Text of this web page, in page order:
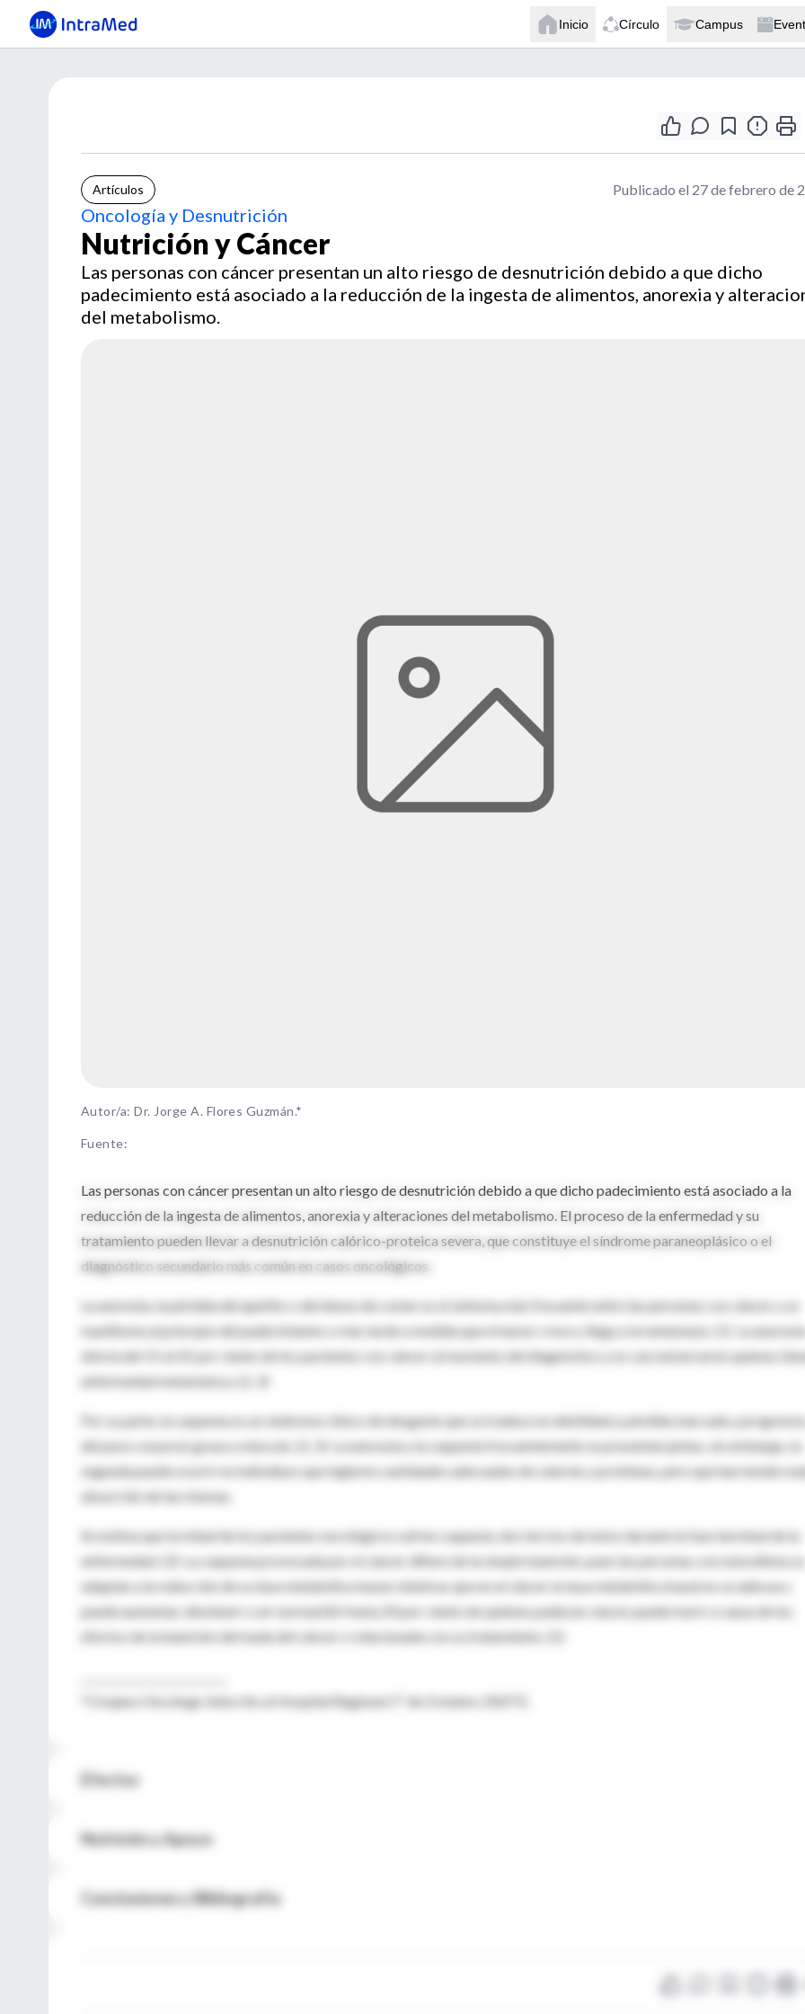
Inicio Círculo Campus
Artículos Publicado el 27 de febrero de
Oncología y Desnutrición
Nutrición y Cáncer
Las personas con cáncer presentan un alto riesgo de desnutrición debido a que dicho
padecimiento está asociado a la reducción de la ingesta de alimentos, anorexia y
del metabolismo.
Autor/a: Dr. Jorge A. Flores Guzmán.*
Fuente:
Las personas con cáncer presentan un alto riesgo de desnutrición debido a que dicho padecimiento está asociado a la
reducción de la ingesta de alimentos, anorexia y alteraciones del metabolismo. El proceso de la enfermedad y su
tratamiento pueden llevar a desnutrición calórico-proteica severa, que constituye el síndrome paraneoplásico o el
diagnóstico secundario más común en casos oncológicos.
La anorexia, la pérdida del apetito o del deseo de comer es el síntoma más frecuente entre las personas con cáncer y se
manifiesta al principio del padecimiento o más tarde a medida que el tumor crece y llega a la metástasis. (1) La anorexia
afecta del 15 al 25 por ciento de los pacientes con cáncer al momento del diagnóstico y es casi universal en quienes
enfermedad metastásica. (2, 3)
Por su parte, la caquexia es un síndrome clínico de desgaste que se traduce en debilidad y pérdida marcada y progresiva
del peso corporal, grasa y músculo. (2, 3) La anorexia y la caquexia frecuentemente se presentan juntas, sin embargo, la
segunda puede ocurrir en individuos que ingieren cantidades adecuadas de calorías y proteínas, pero que han tenido
absorción de las mismas.
Se estima que la mitad de los pacientes oncológicos sufren caquexia, dos tercios de éstos durante la fase terminal de la
enfermedad. (3) La caquexia provocada por el cáncer difiere de la simple inanición, pues las personas con esta última se
adaptan a la reducción de su tasa metabólica basal, mientras que en el cáncer la tasa metabólica basal no se adecua y
puede aumentar, disminuir o ser normal.(4) Hasta 20 por ciento de quienes padecen cáncer puede morir a causa de los
efectos de la inanición derivada del cáncer o relacionada con su tratamiento. (5)
*Cirujano Oncólogo Adscrito al Hospital Regional 1º de Octubre, ISSSTE.
Efectos
Nutrición y Apoyo
Conclusiones y Bibliografía